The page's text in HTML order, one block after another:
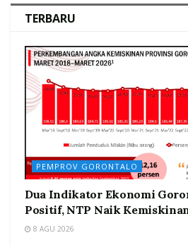
TERBARU
PEMPROV GORONTALO
Dua Indikator Ekonomi
Positif, NTP Naik
8 AGU 2026